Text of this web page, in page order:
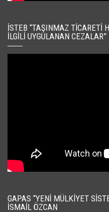
İSTEB “TAŞINMAZ TICARETI
İLGILI UYGULANAN
GAPAS “YENI MÜLKIYET
İSMAIL ÖZCAN